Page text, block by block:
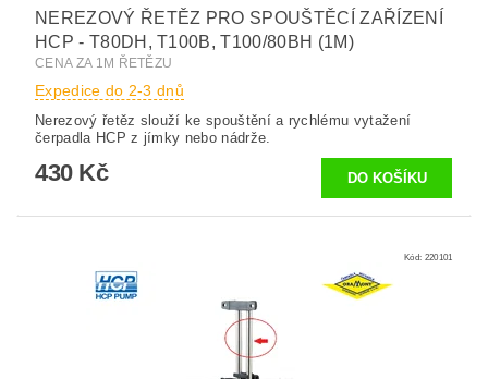
NEREZOVÝ ŘETĚZ PRO SPOUŠTĚCÍ ZAŘÍZENÍ
HCP - T80DH, T100B, T100/80BH (1M)
CENA ZA 1M ŘETĚZU
Expedice do 2-3 dnů
Nerezový řetěz slouží ke spouštění a rychlému vytažení
čerpadla HCP z jímky nebo nádrže.
430 Kč
Kód: 220101